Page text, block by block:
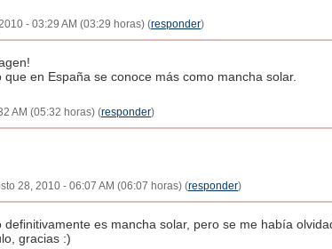
- 03:29 AM (03:29 horas) (responder)
en España se conoce más como mancha solar.
AM (05:32 horas) (responder)
28, 2010 - 06:07 AM (06:07 horas) (responder)
definitivamente es mancha solar, pero se me había
gracias :)